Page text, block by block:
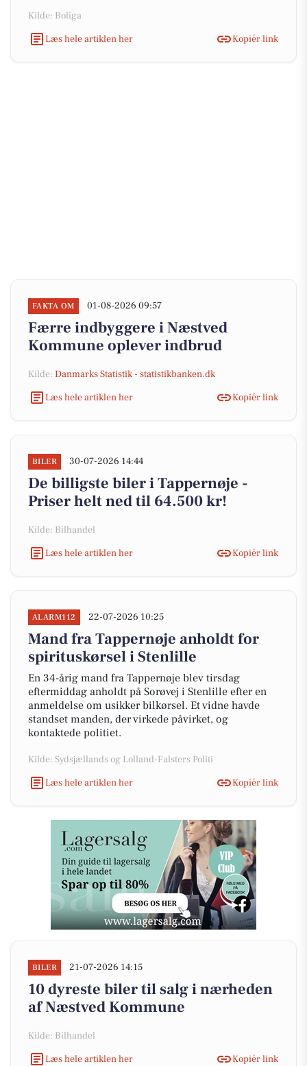
Kilde: Boliga
Læs hele artiklen her
Kopiér link
FAKTA OM 01-08-2026 09:57
Færre indbyggere i Næstved
Kommune oplever indbrud
Kilde: Danmarks Statistik - statistikbanken.dk
Læs hele artiklen her
Kopiér link
BILER 30-07-2026 14:44
De billigste biler i Tappernøje -
Priser helt ned til 64.500 kr!
Kilde: Bilhandel
Læs hele artiklen her
Kopiér link
ALARM112 22-07-2026 10:25
Mand fra Tappernøje anholdt for
spirituskørsel i Stenlille
En 34-årig mand fra Tappernøje blev tirsdag
eftermiddag anholdt på Sorøvej i Stenlille efter en
anmeldelse om usikker bilkørsel. Et vidne havde
standset manden, der virkede påvirket, og
kontaktede politiet.
Kilde: Sydsjællands og Lolland-Falsters Politi
Læs hele artiklen her
Kopiér link
BILER 21-07-2026 14:15
10 dyreste biler til salg i nærheden
af Næstved Kommune
Kilde: Bilhandel
Læs hele artiklen her
Kopiér link